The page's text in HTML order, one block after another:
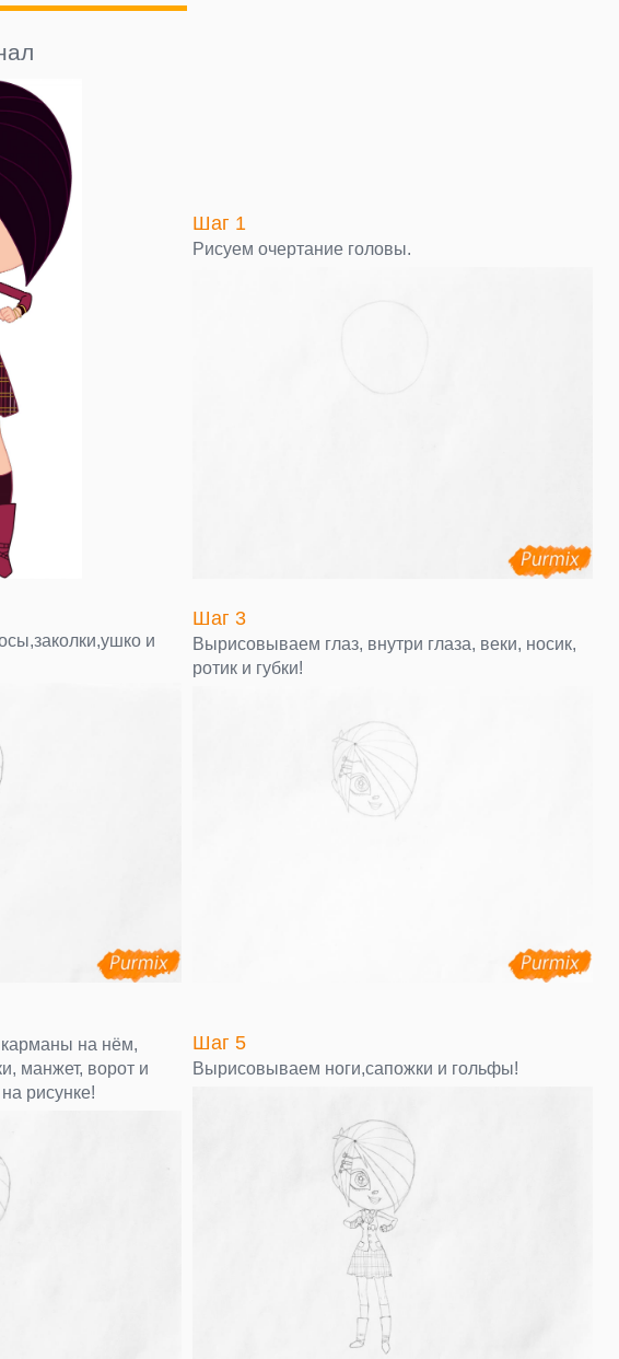
Шаг 1
Рисуем очертание головы.
и
Шаг 3
Вырисовываем глаз, внутри глаза, веки, носик,
ротик и губки!
на нём,
манжет, ворот и
рисунке!
Шаг 5
Вырисовываем ноги,сапожки и гольфы!